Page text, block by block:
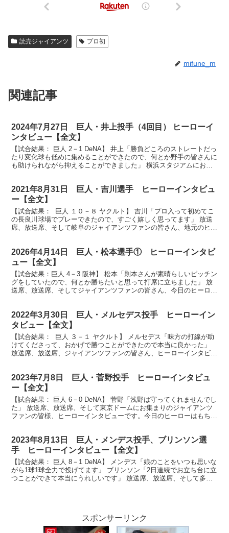
読売ジャイアンツ プロ初
mifune_m
関連記事
2024年7月27日 巨人・井上投手（4回目） ヒーローイ
ンタビュー【全文】
【試合結果： 巨人 2－1 DeNA】 井上「勝負どころのストレートだっ
たり変化球も低めに集めることができたので、何とか野手の皆さんに
も助けられながら抑えることができました」 横浜スタジアムにお集
2021年8月31日 巨人・吉川選手 ヒーローインタビュ
ー【全文】
【試合結果： 巨人 １０－８ ヤクルト】 吉川「プロ入って初めてこ
の長良川球場でプレーできたので、すごく嬉しく思ってます」 放送
席、放送席、そして岐阜のジャイアンツファンの皆さん、地元のヒー
2026年4月14日 巨人・松本選手① ヒーローインタビ
ュー【全文】
【試合結果：巨人 4－3 阪神】 松本「則本さんが素晴らしいピッチン
グをしていたので、何とか勝ちたいと思って打席に立ちました」 放
送席、放送席、そしてジャイアンツファンの皆さん、今日のヒーロー
2022年3月30日 巨人・メルセデス投手 ヒーローイン
タビュー【全文】
【試合結果： 巨人 ３－１ ヤクルト】 メルセデス「味方の打線が助
けてくださって、おかげで勝つことができたので本当に良かった」
放送席、放送席、ジャイアンツファンの皆さん、ヒーローインタビュ
2023年7月8日 巨人・菅野投手 ヒーローインタビュ
ー【全文】
【試合結果： 巨人 6－0 DeNA】 菅野「浅野は守ってくれませんでし
た」 放送席、放送席、そして東京ドームにお集まりのジャイアンツ
ファンの皆様、ヒーローインタビューです。今日のヒーローはもちろ
2023年8月13日 巨人・メンデス投手、ブリンソン選
手 ヒーローインタビュー【全文】
【試合結果： 巨人 8－1 DeNA】 メンデス「娘のことをいつも思いな
がら1球1球全力で投げてます」 ブリンソン「2日連続でお立ち台に立
つことができて本当にうれしいです」 放送席、放送席、そして多く
スポンサーリンク